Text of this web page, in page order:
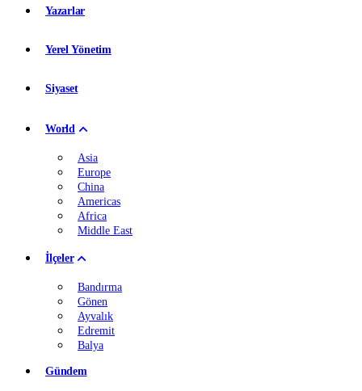
Yazarlar
Yerel Yönetim
Siyaset
World
Asia
Europe
China
Americas
Africa
Middle East
İlçeler
Bandırma
Gönen
Ayvalık
Edremit
Balya
Gündem